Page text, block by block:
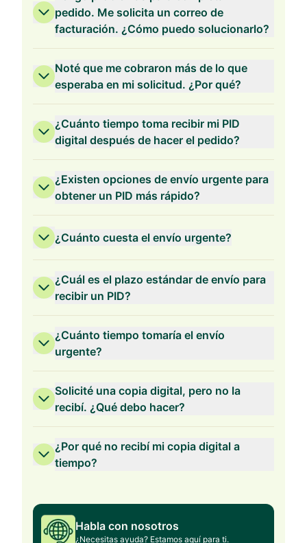
pedido. Me solicita un correo de
facturación. ¿Cómo puedo solucionarlo?
Noté que me cobraron más de lo que
esperaba en mi solicitud. ¿Por qué?
¿Cuánto tiempo toma recibir mi PID
digital después de hacer el pedido?
¿Existen opciones de envío urgente para
obtener un PID más rápido?
¿Cuánto cuesta el envío urgente?
¿Cuál es el plazo estándar de envío para
recibir un PID?
¿Cuánto tiempo tomaría el envío
urgente?
Solicité una copia digital, pero no la
recibí. ¿Qué debo hacer?
¿Por qué no recibí mi copia digital a
tiempo?
Habla con nosotros
¿Necesitas ayuda? Estamos aquí para ti.